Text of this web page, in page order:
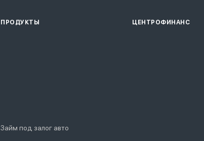
ПРОДУКТЫ
Займ под залог авто
ЦЕНТРОФИНАНС